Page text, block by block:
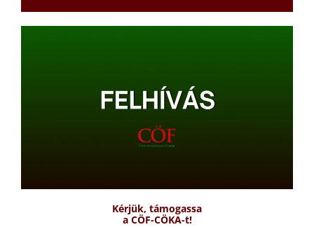
Kérjük, támogassa
a CÖF-CÖKA-t!